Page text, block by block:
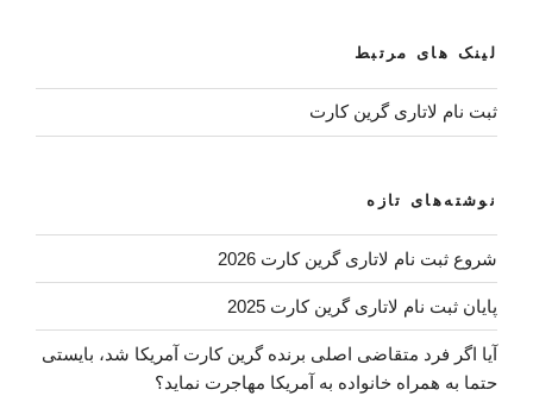
لینک های مرتبط
ثبت نام لاتاری گرین کارت
نوشته‌های تازه
شروع ثبت نام لاتاری گرین کارت 2026
پایان ثبت نام لاتاری گرین کارت 2025
آیا اگر فرد متقاضی اصلی برنده گرین کارت آمریکا شد، بایستی
حتما به همراه خانواده به آمریکا مهاجرت نماید؟